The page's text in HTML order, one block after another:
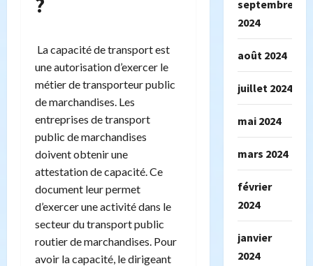
La capacité de transport est
une autorisation d’exercer le
métier de transporteur public
de marchandises. Les
entreprises de transport
public de marchandises
doivent obtenir une
attestation de capacité. Ce
document leur permet
d’exercer une activité dans le
secteur du transport public
routier de marchandises. Pour
avoir la capacité, le dirigeant
septembre
2024
août 2024
juillet 2024
mai 2024
mars 2024
février
2024
janvier
2024